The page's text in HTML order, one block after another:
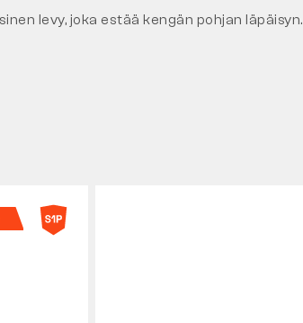
levy, joka estää kengän pohjan läpäisyn.